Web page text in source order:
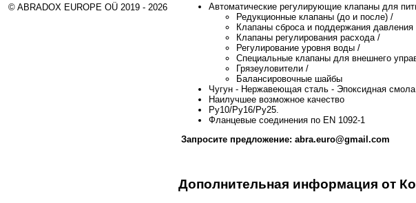
© ABRADOX EUROPE OÜ 2019 - 2026
Автоматические регулирующие клапаны для
Редукционные клапаны (до и после) /
Клапаны сброса и поддержания
Клапаны регулирования расхода /
Регулирование уровня воды /
Специальные клапаны для внешнего
Грязеуловители /
Балансировочные шайбы
Чугун - Нержавеющая сталь - Эпоксидная смола
Наилучшее возможное качество
Ру10/Ру16/Ру25.
Фланцевые соединения по EN 1092-1
Запросите предложение: abra.euro@gmail.com
Дополнительная информация от